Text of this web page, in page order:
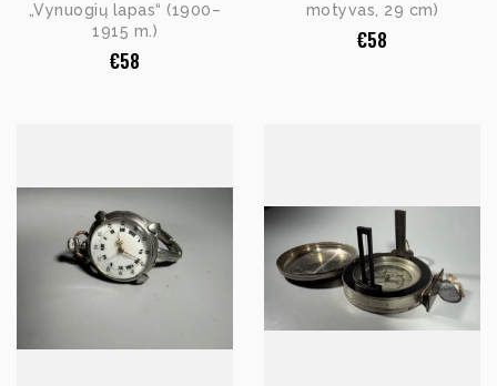
„Vynuogių lapas“ (1900–
1915 m.)
€58
motyvas, 29 cm)
€58